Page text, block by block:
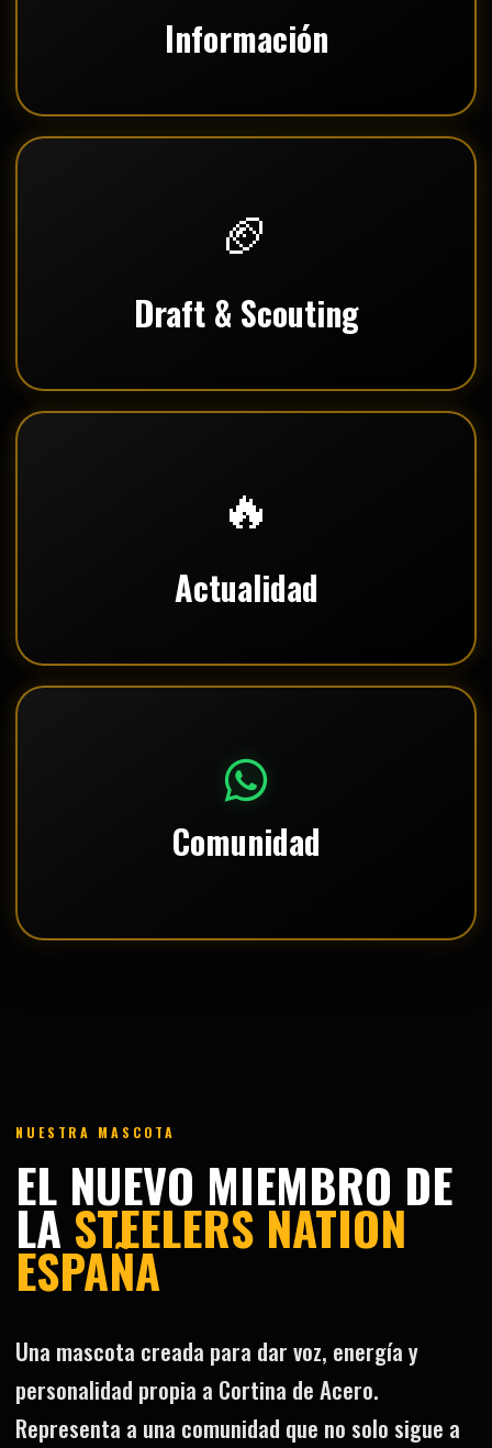
Información
🏈
Draft & Scouting
🔥
Actualidad
Comunidad
NUESTRA MASCOTA
EL NUEVO MIEMBRO DE
LASTEELERS NATION
ESPAÑA
Una mascota creada para dar voz, energía y
personalidad propia a Cortina de Acero.
Representa a una comunidad que no solo sigue a